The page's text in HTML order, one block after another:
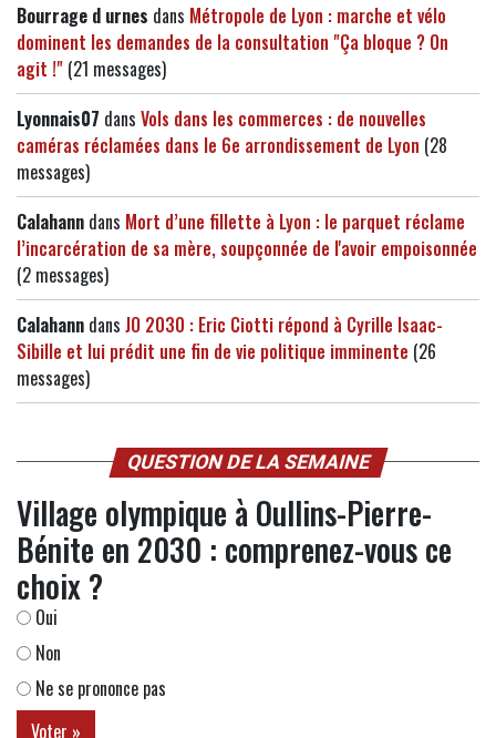
Bourrage d urnes dans Métropole de Lyon : marche et vélo
dominent les demandes de la consultation "Ça bloque ? On
agit !" (21 messages)
Lyonnais07 dans Vols dans les commerces : de nouvelles
caméras réclamées dans le 6e arrondissement de Lyon (28
messages)
Calahann dans Mort d’une fillette à Lyon : le parquet réclame
l’incarcération de sa mère, soupçonnée de l'avoir empoisonnée
(2 messages)
Calahann dans JO 2030 : Eric Ciotti répond à Cyrille Isaac-
Sibille et lui prédit une fin de vie politique imminente (26
messages)
QUESTION DE LA SEMAINE
Village olympique à Oullins-Pierre-
Bénite en 2030 : comprenez-vous ce
choix ?
Oui
Non
Ne se prononce pas